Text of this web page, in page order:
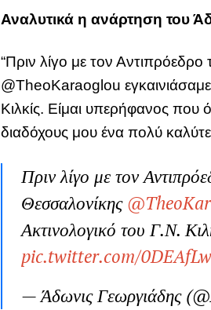
Αναλυτικά η ανάρτηση του
“Πριν λίγο με τον
@TheoKaraoglou
Κιλκίς. Είμαι υπερήφανος
διαδόχους μου ένα πολύ
Πριν λίγο με τον
Θεσσαλονίκης
Ακτινολογικό του Γ.Ν.
pic.twitter.com/
— Άδωνις Γεωργιάδης